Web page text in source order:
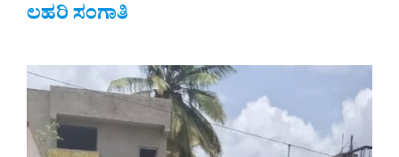
ಲಹರಿ ಸಂಗಾತಿ